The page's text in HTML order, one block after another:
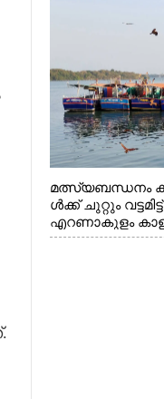
മത്സ്യബന്ധനം
ൾക്ക് ചുറ്റും
എറണാകുളം
ള്ള കാഴ്ച